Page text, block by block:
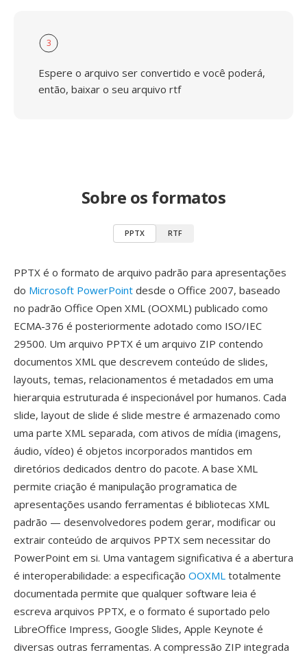
3
Espere o arquivo ser convertido e você poderá,
então, baixar o seu arquivo rtf
Sobre os formatos
PPTX RTF
PPTX é o formato de arquivo padrão para apresentações
do Microsoft PowerPoint desde o Office 2007, baseado
no padrão Office Open XML (OOXML) publicado como
ECMA-376 é posteriormente adotado como ISO/IEC
29500. Um arquivo PPTX é um arquivo ZIP contendo
documentos XML que descrevem conteúdo de slides,
layouts, temas, relacionamentos é metadados em uma
hierarquia estruturada é inspecionável por humanos. Cada
slide, layout de slide é slide mestre é armazenado como
uma parte XML separada, com ativos de mídia (imagens,
áudio, vídeo) é objetos incorporados mantidos em
diretórios dedicados dentro do pacote. A base XML
permite criação é manipulação programatica de
apresentações usando ferramentas é bibliotecas XML
padrão — desenvolvedores podem gerar, modificar ou
extrair conteúdo de arquivos PPTX sem necessitar do
PowerPoint em si. Uma vantagem significativa é a abertura
é interoperabilidade: a especificação OOXML totalmente
documentada permite que qualquer software leia é
escreva arquivos PPTX, e o formato é suportado pelo
LibreOffice Impress, Google Slides, Apple Keynote é
diversas outras ferramentas. A compressão ZIP integrada